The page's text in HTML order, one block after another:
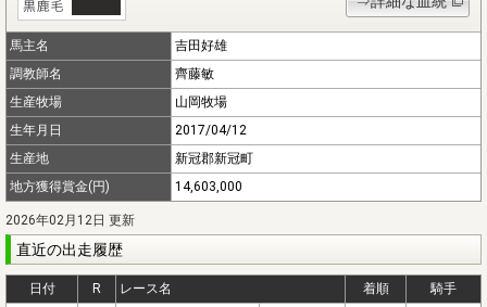
馬主名
吉田好雄
調教師名
齊藤敏
生産牧場
山岡牧場
生年月日
2017/04/12
生産地
新冠郡新冠町
地方獲得賞金(円)
14,603,000
2026年02月12日 更新
直近の出走履歴
日付 R レース名 着順 騎手